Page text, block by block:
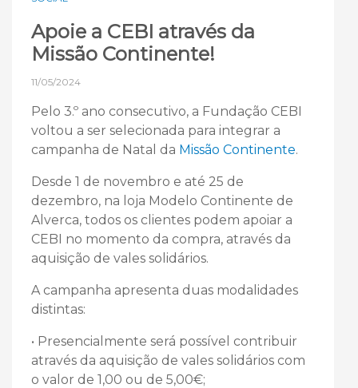
Apoie a CEBI através da
Missão Continente!
11/05/2024
Pelo 3.º ano consecutivo, a Fundação CEBI
voltou a ser selecionada para integrar a
campanha de Natal da Missão Continente.
Desde 1 de novembro e até 25 de
dezembro, na loja Modelo Continente de
Alverca, todos os clientes podem apoiar a
CEBI no momento da compra, através da
aquisição de vales solidários.
A campanha apresenta duas modalidades
distintas:
• Presencialmente será possível contribuir
através da aquisição de vales solidários com
o valor de 1,00 ou de 5,00€;